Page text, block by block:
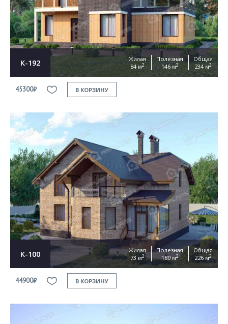
К-192
Жилая
84 м2
Полезная
146 м2
Общая
234 м2
45300₽ В КОРЗИНУ
К-100
Жилая
73 м2
Полезная
180 м2
Общая
226 м2
44900₽ В КОРЗИНУ